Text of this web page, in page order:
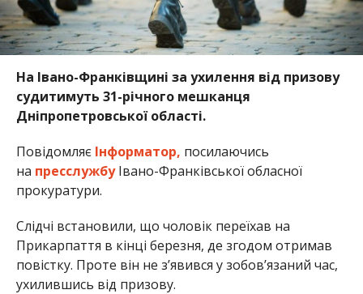
На Івано-Франківщині за ухилення від призову
судитимуть 31-річного мешканця
Дніпропетровської області.
Повідомляє Інформатор, посилаючись
на пресслужбуІвано-Франківської обласної
прокуратури.
Слідчі встановили, що чоловік переїхав на
Прикарпаття в кінці березня, де згодом отримав
повістку. Проте він не з’явився у зобов’язаний час,
ухилившись від призову.